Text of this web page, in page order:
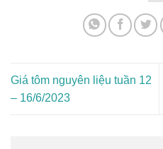
Giá tôm nguyên liệu tuần 12
– 16/6/2023